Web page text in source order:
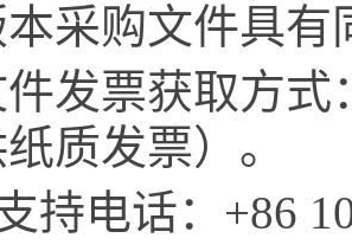
采购文件具有
发票获取方
质发票）。
持电话： +86